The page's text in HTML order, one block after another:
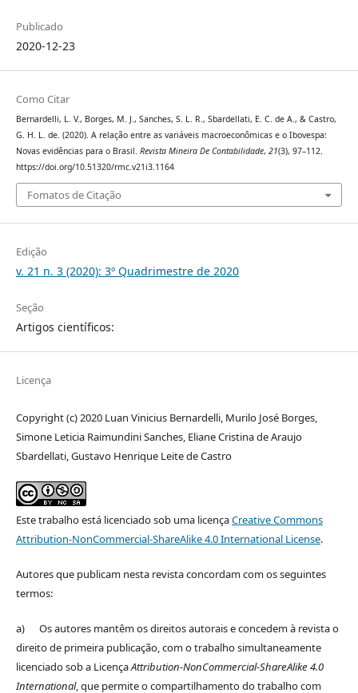
Publicado
2020-12-23
Como Citar
Bernardelli, L. V., Borges, M. J., Sanches, S. L. R., Sbardellati, E. C. de A., & Castro,
G. H. L. de. (2020). A relação entre as variáveis macroeconômicas e o Ibovespa:
Novas evidências para o Brasil. Revista Mineira De Contabilidade, 21(3), 97–112.
https://doi.org/10.51320/rmc.v21i3.1164
Fomatos de Citação
Edição
v. 21 n. 3 (2020): 3º Quadrimestre de 2020
Seção
Artigos científicos:
Licença
Copyright (c) 2020 Luan Vinicius Bernardelli, Murilo José Borges,
Simone Leticia Raimundini Sanches, Eliane Cristina de Araujo
Sbardellati, Gustavo Henrique Leite de Castro
Este trabalho está licenciado sob uma licençaCreative Commons
Attribution-NonCommercial-ShareAlike 4.0 International License.
Autores que publicam nesta revista concordam com os seguintes
termos:
a) Os autores mantêm os direitos autorais e concedem à revista o
direito de primeira publicação, com o trabalho simultaneamente
licenciado sob a LicençaAttribution-NonCommercial-ShareAlike 4.0
International, que permite o compartilhamento do trabalho com